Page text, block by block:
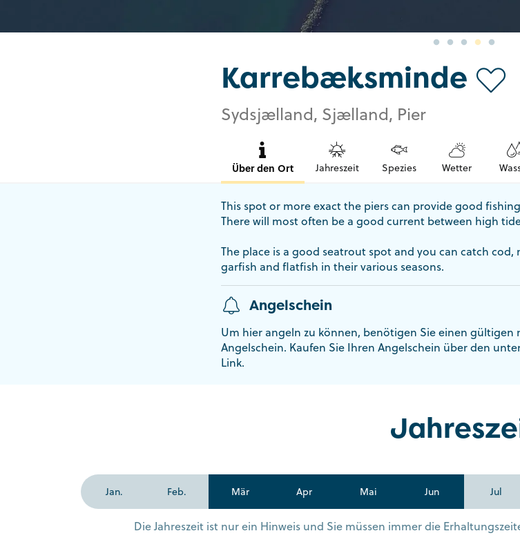
Karrebæksminde
Sydsjælland, Sjælland, Pier
Über den Ort Jahreszeit Spezies Wetter
This spot or more exact the piers can provide good
There will most often be a good current between high
The place is a good seatrout spot and you can catch cod,
garfish and flatfish in their various seasons.
Angelschein
Um hier angeln zu können, benötigen Sie einen gültigen
Angelschein. Kaufen Sie Ihren Angelschein über den
Link.
Jan. Feb. Mär Apr Mai Jun Jul
Die Jahreszeit ist nur ein Hinweis und Sie müssen immer die